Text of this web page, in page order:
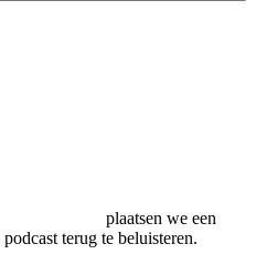
plaatsen we een
terug te beluisteren.